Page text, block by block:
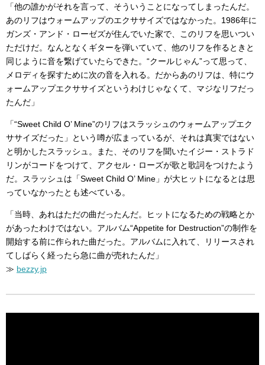
「他の誰かがそれを言って、そういうことになってしまったんだ。
あのリフはウォームアップのエクササイズではなかった。1986年に
ガンズ・アンド・ローゼズが住んでいた家で、このリフを思いつい
ただけだ。なんとなくギターを弾いていて、他のリフを作るときと
同じように音を繋げていたらできた。“クールじゃん”って思って、
メロディを探すために次の音を入れる。だからあのリフは、特にウ
ォームアップエクササイズというわけじゃなくて、マジなリフだっ
たんだ」
「“Sweet Child O’ Mine”のリフはスラッシュのウォームアップエク
ササイズだった」という噂が広まっているが、それは真実ではない
と明かしたスラッシュ。また、そのリフを聞いたイジー・ストラド
リンがコードをつけて、アクセル・ローズが歌と歌詞をつけたよう
だ。スラッシュは「Sweet Child O’ Mine」が大ヒットになるとは思
っていなかったとも述べている。
「当時、あれはただの曲だったんだ。ヒットになるための戦略とか
があったわけではない。アルバム“Appetite for Destruction”の制作を
開始する前に作られた曲だった。アルバムに入れて、リリースされ
てしばらく経ったら急に曲が売れたんだ」
≫ bezzy.jp